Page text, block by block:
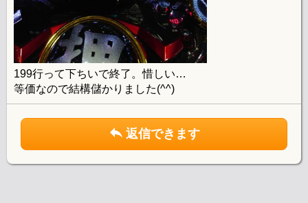
199行って下ちいで終了。惜しい…
等価なので結構儲かりました(^^)
返信できます